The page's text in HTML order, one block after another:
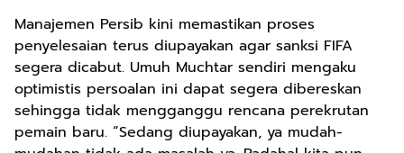
Manajemen Persib kini memastikan proses
penyelesaian terus diupayakan agar sanksi FIFA
segera dicabut. Umuh Muchtar sendiri mengaku
optimistis persoalan ini dapat segera dibereskan
sehingga tidak mengganggu rencana perekrutan
pemain baru. “Sedang diupayakan, ya mudah-